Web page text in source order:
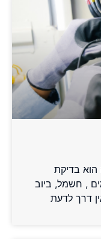
בדיקת
ביוב
לדעת